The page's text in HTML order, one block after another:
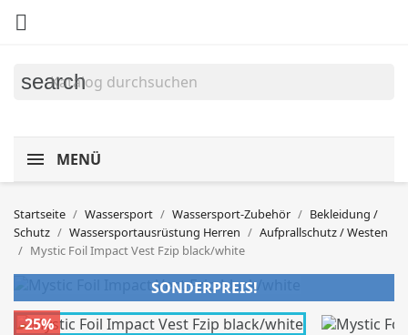

search
MENÜ
Startseite Wassersport Wassersport-Zubehör
Bekleidung /
Schutz
Wassersportausrüstung Herren
Aufprallschutz / Westen
Mystic Foil Impact Vest Fzip black/white
SONDERPREIS!
-25%